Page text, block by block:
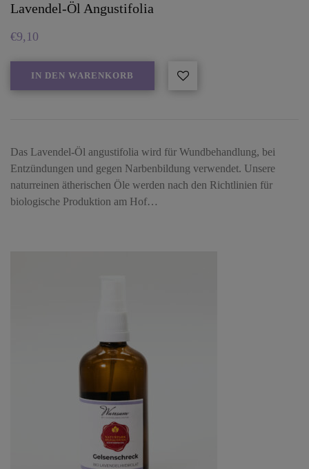
Lavendel-Öl Angustifolia
€9,10
IN DEN WARENKORB
Das Lavendel-Öl angustifolia wird für Wundbehandlung, bei
Entzündungen und gegen Narbenbildung verwendet. Unsere
naturreinen ätherischen Öle werden nach den Richtlinien für
biologische Produktion am Hof…